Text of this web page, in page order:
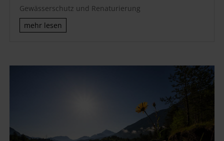
Gewässerschutz und Renaturierung
mehr lesen